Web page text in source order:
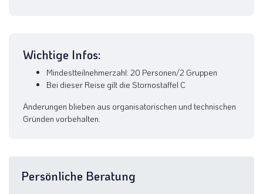
Wichtige Infos:
Mindestteilnehmerzahl: 20 Personen/2 Gruppen
Bei dieser Reise gilt die Stornostaffel C
Änderungen blieben aus organisatorischen und technischen
Gründen vorbehalten.
Persönliche Beratung